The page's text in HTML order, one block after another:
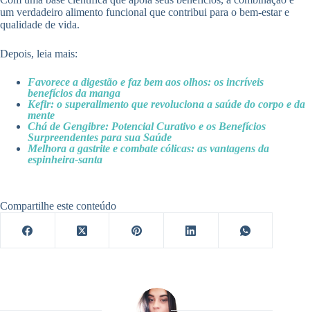
um verdadeiro alimento funcional que contribui para o bem-estar e
qualidade de vida.
Depois, leia mais:
Favorece a digestão e faz bem aos olhos: os incríveis
benefícios da manga
Kefir: o superalimento que revoluciona a saúde do corpo e da
mente
Chá de Gengibre: Potencial Curativo e os Benefícios
Surpreendentes para sua Saúde
Melhora a gastrite e combate cólicas: as vantagens da
espinheira-santa
Compartilhe este conteúdo